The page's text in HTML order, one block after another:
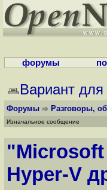
форумы
Вариант для
Форумы Разговоры,
Изначальное сообщение
"Microsoft
Hyper-V